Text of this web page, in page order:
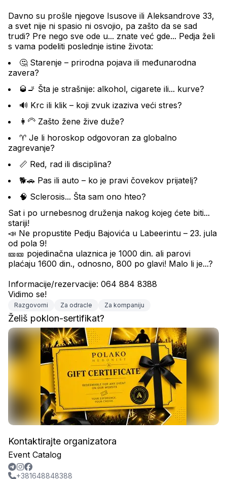
Davno su prošle njegove Isusove ili Aleksandrove 33,
a svet nije ni spasio ni osvojio, pa zašto da se sad
trudi? Pre nego sve ode u... znate već gde... Pedja želi
s vama podeliti poslednje istine života:
🤔 Starenje – prirodna pojava ili međunarodna
zavera?
🥃🚬 Šta je strašnije: alkohol, cigarete ili... kurve?
🔊 Krc ili klik – koji zvuk izaziva veći stres?
👩‍🦳 Zašto žene žive duže?
♈ Je li horoskop odgovoran za globalno
zagrevanje?
📏 Red, rad ili disciplina?
🐕🚗 Pas ili auto – ko je pravi čovekov prijatelj?
🧠 Sclerosis... Šta sam ono hteo?
Sat i po urnebesnog druženja nakog kojeg ćete biti...
stariji!
📣 Ne propustite Pedju Bajovića u Labeerintu – 23. jula
od pola 9!
🎫🎫 pojedinačna ulaznica je 1000 din. ali parovi
plaćaju 1600 din., odnosno, 800 po glavi! Malo li je...?
Informacije/rezervacije: 064 884 8388
Vidimo se!
Razgovorni Za odracle Za kompaniju
Želiš poklon-sertifikat?
Kontaktirajte organizatora
Event Catalog
+381648848388